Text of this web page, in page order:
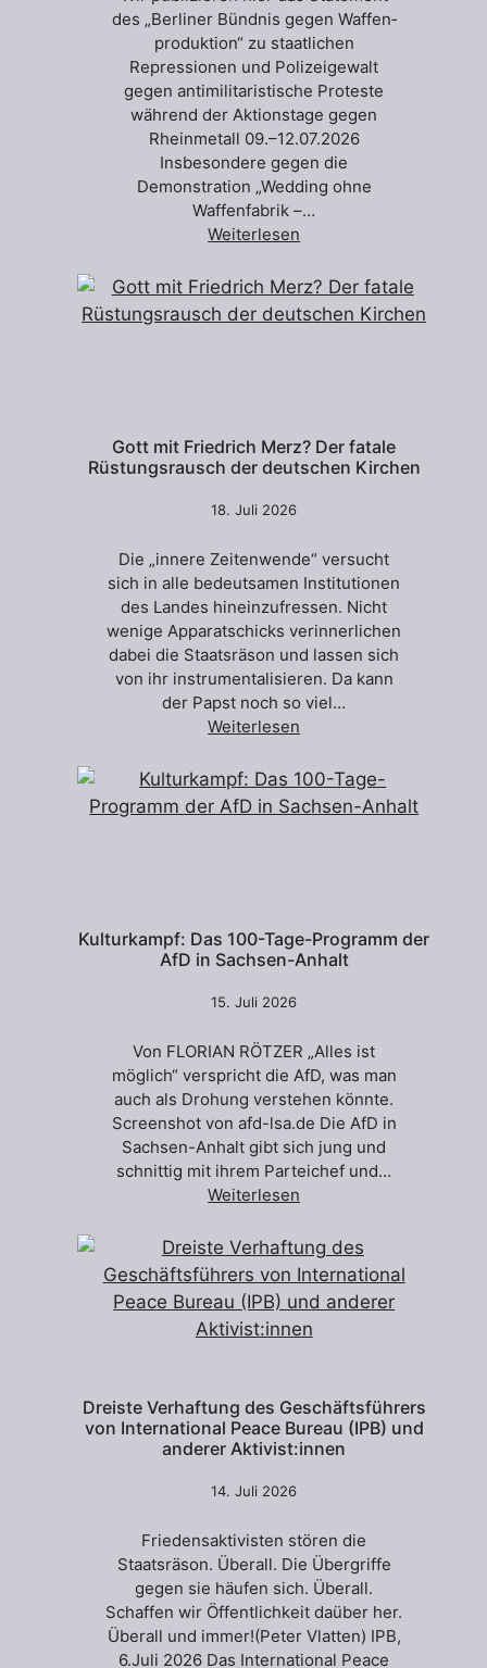
des „Berliner Bündnis gegen Waffen­­­­­
produktion“ zu staatlichen
Repressionen und Polizeigewalt
gegen antimilitaristische Proteste
während der Aktionstage gegen
Rheinmetall 09.–12.07.2026
Insbesondere gegen die
Demonstration „Wedding ohne
Waffenfabrik –…
Weiterlesen
Gott mit Friedrich Merz? Der fatale
Rüstungsrausch der deutschen Kirchen
18. Juli 2026
Die „innere Zeitenwende“ versucht
sich in alle bedeutsamen Institutionen
des Landes hineinzufressen. Nicht
wenige Apparatschicks verinnerlichen
dabei die Staatsräson und lassen sich
von ihr instrumentalisieren. Da kann
der Papst noch so viel…
Weiterlesen
Kulturkampf: Das 100-Tage-Programm der
AfD in Sachsen-Anhalt
15. Juli 2026
Von FLORIAN RÖTZER „Alles ist
möglich“ verspricht die AfD, was man
auch als Drohung verstehen könnte.
Screenshot von afd-lsa.de Die AfD in
Sachsen-Anhalt gibt sich jung und
schnittig mit ihrem Parteichef und…
Weiterlesen
Dreiste Verhaftung des Geschäftsführers
von International Peace Bureau (IPB) und
anderer Aktivist:innen
14. Juli 2026
Friedensaktivisten stören die
Staatsräson. Überall. Die Übergriffe
gegen sie häufen sich. Überall.
Schaffen wir Öffentlichkeit daüber her.
Überall und immer!(Peter Vlatten) IPB,
6.Juli 2026 Das International Peace